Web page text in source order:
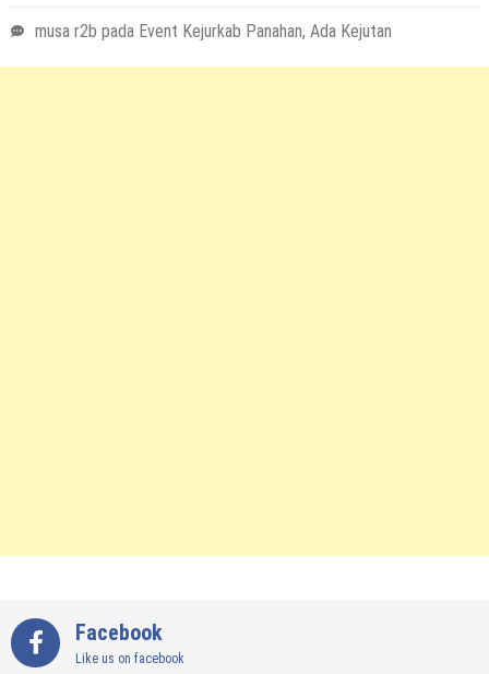
musa r2b pada Event Kejurkab Panahan, Ada Kejutan
Facebook
Like us on facebook